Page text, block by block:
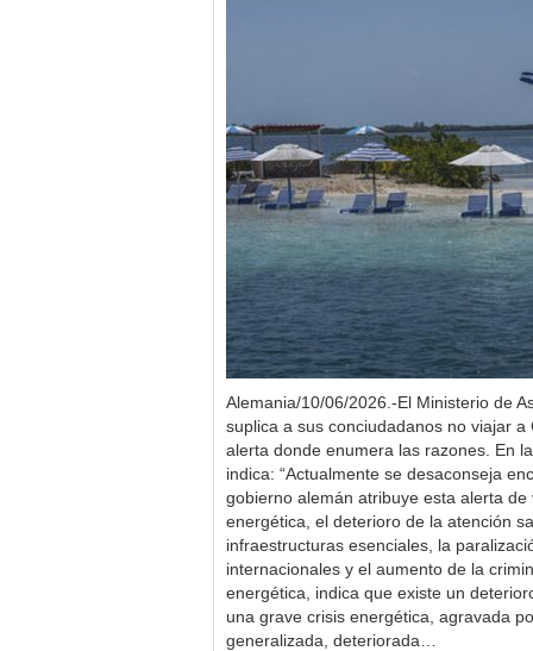
Alemania/10/06/2026.-El Ministerio de
suplica a sus conciudadanos no viajar
alerta donde enumera las razones. En
indica: “Actualmente se desaconseja
gobierno alemán atribuye esta alerta de
energética, el deterioro de la atención
infraestructuras esenciales, la
internacionales y el aumento de la
energética, indica que existe un
una grave crisis energética, agravada
generalizada, deteriorada…